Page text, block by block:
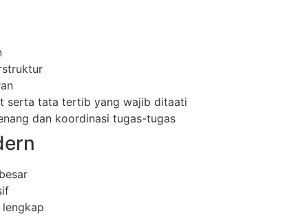
serta tata tertib yang wajib ditaati
dan koordinasi tugas-tugas